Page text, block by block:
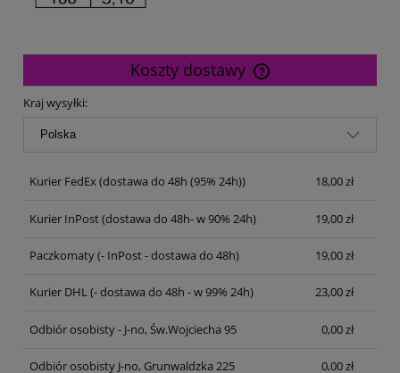
Koszty dostawy
Cena nie zawiera ewentualnych kosztów płatności
Kraj wysyłki:
Kurier FedEx(dostawa do 48h (95% 24h)) 18,00 zł
Kurier InPost(dostawa do 48h- w 90% 24h) 19,00 zł
Paczkomaty(- InPost - dostawa do 48h) 19,00 zł
Kurier DHL(- dostawa do 48h - w 99% 24h) 23,00 zł
Odbiór osobisty - J-no, Św.Wojciecha 95 0,00 zł
Odbiór osobisty J-no, Grunwaldzka 225 0,00 zł